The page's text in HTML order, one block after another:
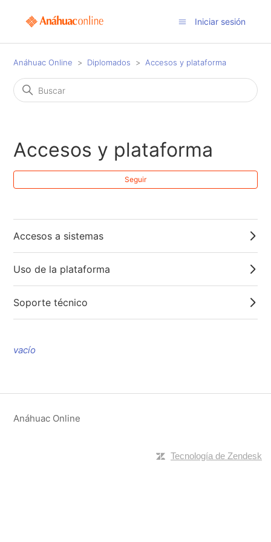
Iniciar sesión
Anáhuac Online Diplomados Accesos y plataforma
Accesos y plataforma
Seguir
Accesos a sistemas
Uso de la plataforma
Soporte técnico
vacío
Anáhuac Online
Tecnología de Zendesk